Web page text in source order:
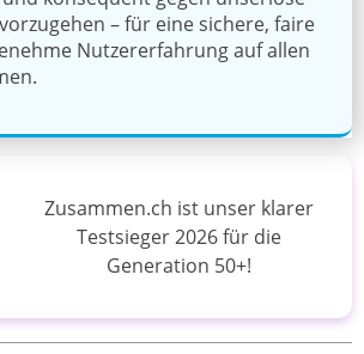
– für eine sichere, faire
Nutzererfahrung auf allen
Zusammen.ch ist unser klarer
Testsieger 2026 für die
Generation 50+!